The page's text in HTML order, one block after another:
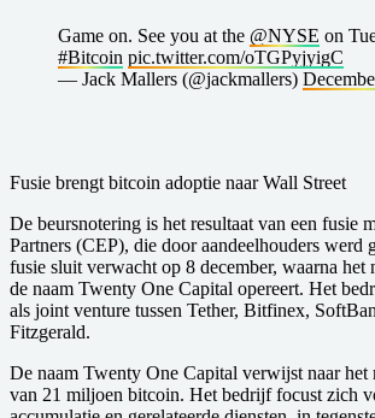
Game on. See you at the @NYSE on
#Bitcoin pic.twitter.com/oTGPyjyigC
— Jack Mallers (@jackmallers)
Fusie brengt bitcoin adoptie naar Wall Street
De beursnotering is het resultaat van een fusie
Partners (CEP), die door aandeelhouders werd
fusie sluit verwacht op 8 december, waarna
de naam Twenty One Capital opereert. Het
als joint venture tussen Tether, Bitfinex,
Fitzgerald.
De naam Twenty One Capital verwijst naar het
van 21 miljoen bitcoin. Het bedrijf focust zich